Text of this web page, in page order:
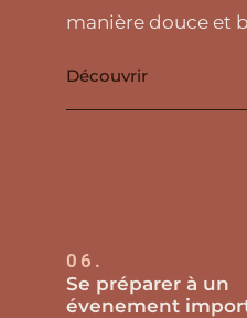
manière douce et
Découvrir
06.
Se préparer à un
évenement